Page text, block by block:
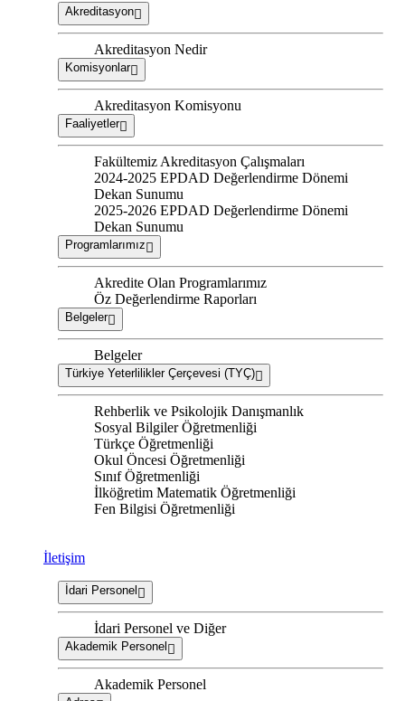
Akreditasyon
Akreditasyon Nedir
Komisyonlar
Akreditasyon Komisyonu
Faaliyetler
Fakültemiz Akreditasyon Çalışmaları
2024-2025 EPDAD Değerlendirme Dönemi
Dekan Sunumu
2025-2026 EPDAD Değerlendirme Dönemi
Dekan Sunumu
Programlarımız
Akredite Olan Programlarımız
Öz Değerlendirme Raporları
Belgeler
Belgeler
Türkiye Yeterlilikler Çerçevesi (TYÇ)
Rehberlik ve Psikolojik Danışmanlık
Sosyal Bilgiler Öğretmenliği
Türkçe Öğretmenliği
Okul Öncesi Öğretmenliği
Sınıf Öğretmenliği
İlköğretim Matematik Öğretmenliği
Fen Bilgisi Öğretmenliği
İletişim
İdari Personel
İdari Personel ve Diğer
Akademik Personel
Akademik Personel